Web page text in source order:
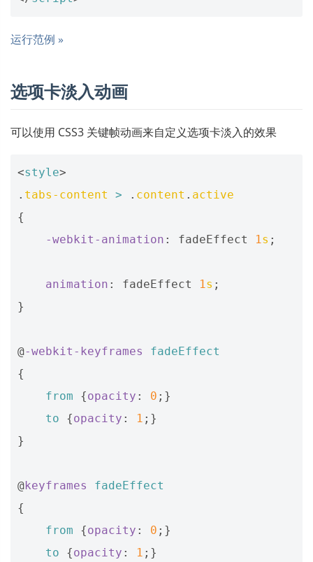
运行范例 »
选项卡淡入动画
可以使用 CSS3 关键帧动画来自定义选项卡淡入的效果
<style>
. tabs-content > . content . active
{
-webkit- animation : fadeEffect 1s ;
animation : fadeEffect 1s ;
}
@-webkit-keyframes
fadeEffect
{
from
{opacity : 0 ;}
to
{opacity : 1 ;}
}
@keyframes
fadeEffect
{
from
{opacity : 0 ;}
to
{opacity : 1 ;}